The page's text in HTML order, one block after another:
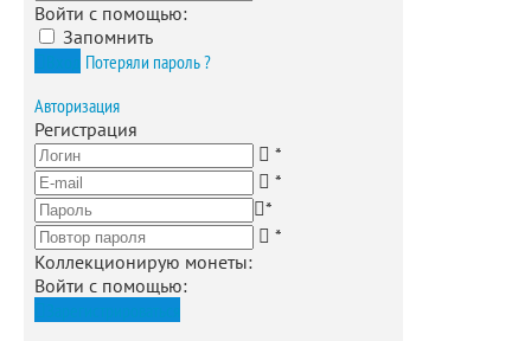
Войти с помощью:
Запомнить
Потеряли пароль ?
Авторизация
Регистрация
*
*
*
*
Коллекционирую монеты:
Войти с помощью: